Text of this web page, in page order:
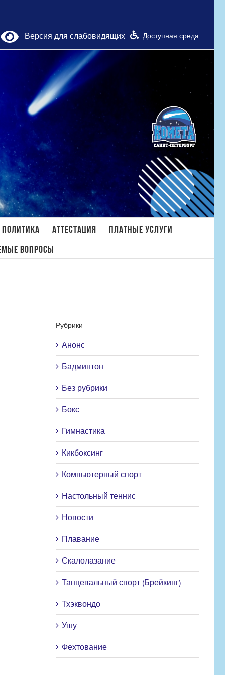
Версия для слабовидящих Доступная среда
Аттестация
Платные услуги
вопросы
Рубрики
Анонс
Бадминтон
Без рубрики
Бокс
Гимнастика
Кикбоксинг
Компьютерный спорт
Настольный теннис
Новости
Плавание
Скалолазание
Танцевальный спорт (Брейкинг)
Тхэквондо
Ушу
Фехтование